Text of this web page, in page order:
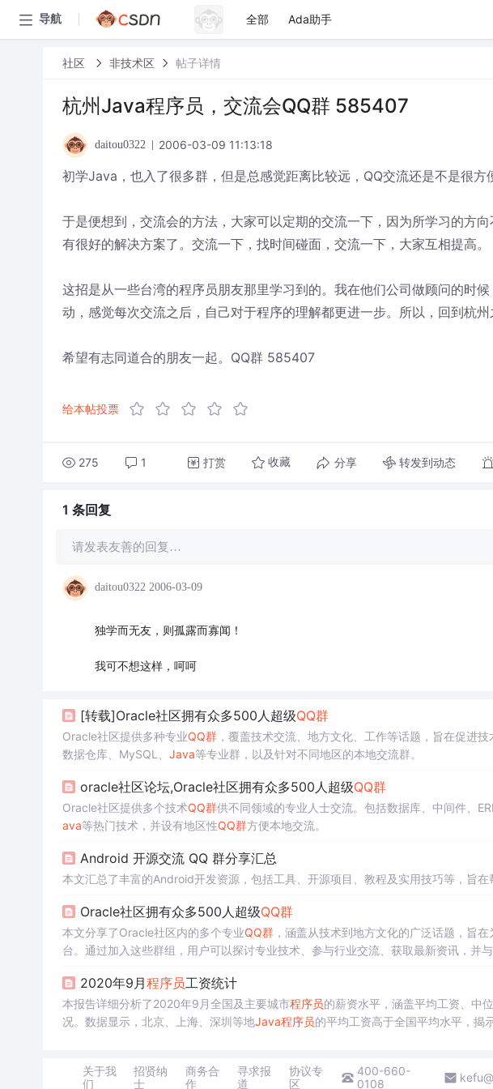
导航 全部 Ada助手
社区 非技术区 帖子详情
杭州Java程序员，交流会QQ群 585407
daitou0322 2006-03-09 11:13:18
初学Java，也入了很多群，但是总感觉距离比较远，QQ交流还是不是很方
于是便想到，交流会的方法，大家可以定期的交流一下，因为所学习的方
有很好的解决方案了。交流一下，找时间碰面，交流一下，大家互相提高。
这招是从一些台湾的程序员朋友那里学习到的。我在他们公司做顾问的时
动，感觉每次交流之后，自己对于程序的理解都更进一步。所以，回到杭州
希望有志同道合的朋友一起。QQ群 585407
给本帖投票
275 1 打赏 收藏 分享 转发到动态
1 条回复
请发表友善的回复…
daitou0322 2006-03-09
独学而无友，则孤露而寡闻！
我可不想这样，呵呵
[转载]Oracle社区拥有众多500人超级QQ群
Oracle社区提供多种专业QQ群，覆盖技术交流、地方文化、工作等话题，旨在促进技
数据仓库、MySQL、 Java等专业群，以及针对不同地区的本地交流群。
oracle社区论坛,Oracle社区拥有众多500人超级QQ群
Oracle社区提供多个技术QQ群供不同领域的专业人士交流。包括数据库、中间件、
ava等热门技术，并设有地区性QQ群方便本地交流。
Android 开源交流 QQ 群分享汇总
本文汇总了丰富的Android开发资源，包括工具、开源项目、教程及实用技巧等，旨在
Oracle社区拥有众多500人超级QQ群
本文分享了Oracle社区内的多个专业QQ群，涵盖从技术到地方文化的广泛话题，旨
台。通过加入这些群组，用户可以探讨专业技术、参与行业交流、获取最新资讯，并与
2020年9月程序员工资统计
本报告详细分析了2020年9月全国及主要城市程序员的薪资水平，涵盖平均工资、中
况。数据显示，北京、上海、深圳等地Java程序员的平均工资高于全国平均水平，揭
关于我
们
招贤纳
士
商务合
作
寻求报
道
协议专
区
400-660-
0108